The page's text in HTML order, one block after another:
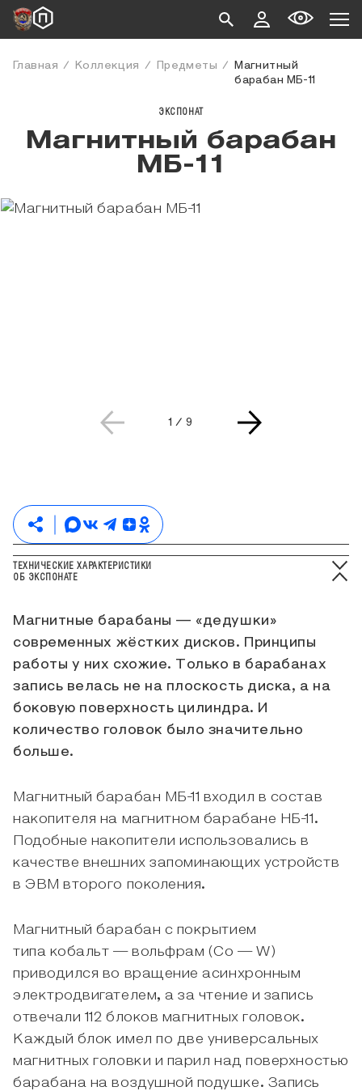
Главная Коллекция Предметы
Магнитный
барабан МБ-11
ЭКСПОНАТ
Магнитный барабан
МБ-11
Текущая страница слайдера
1/ Всего страниц слайдера
9
ОБ ЭКСПОНАТЕ
Магнитные барабаны — «дедушки»
современных жёстких дисков. Принципы
работы у них схожие. Только в барабанах
запись велась не на плоскость диска, а на
боковую поверхность цилиндра. И
количество головок было значительно
больше.
Магнитный барабан МБ-11 входил в состав
накопителя на магнитном барабане НБ-11.
Подобные накопители использовались в
качестве внешних запоминающих устройств
в ЭВМ второго поколения.
Магнитный барабан с покрытием
типа кобальт — вольфрам (Со — W)
приводился во вращение асинхронным
электродвигателем, а за чтение и запись
отвечали 112 блоков магнитных головок.
Каждый блок имел по две универсальных
магнитных головки и парил над поверхностью
барабана на воздушной подушке. Запись
ТЕХНИЧЕСКИЕ ХАРАКТЕРИСТИКИ